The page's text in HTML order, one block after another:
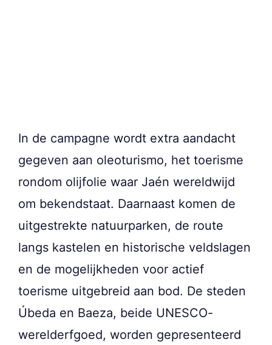
In de campagne wordt extra aandacht
gegeven aan oleoturismo, het toerisme
rondom olijfolie waar Jaén wereldwijd
om bekendstaat. Daarnaast komen de
uitgestrekte natuurparken, de route
langs kastelen en historische veldslagen
en de mogelijkheden voor actief
toerisme uitgebreid aan bod. De steden
Úbeda en Baeza, beide UNESCO-
werelderfgoed, worden gepresenteerd